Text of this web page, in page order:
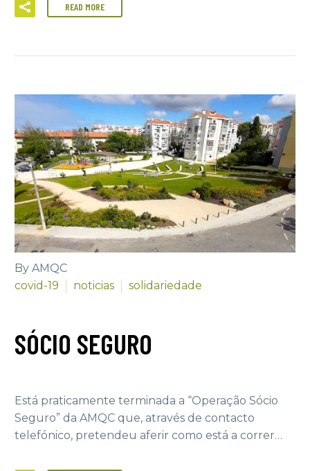
READ MORE
By AMQC
covid-19
noticias solidariedade
SÓCIO SEGURO
Está praticamente terminada a “Operação Sócio
Seguro” da AMQC que, através de contacto
telefónico, pretendeu aferir como está a correr…